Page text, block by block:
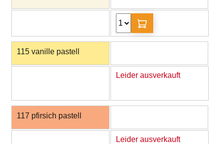
115 vanille pastell
Leider ausverkauft
117 pfirsich pastell
Leider ausverkauft